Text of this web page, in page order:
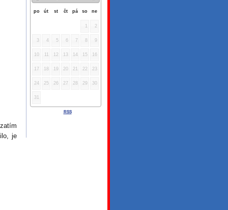
po út st čt pá so ne
1 2
3 4 5 6 7 8 9
10 11 12 13 14 15 16
17 18 19 20 21 22 23
24 25 26 27 28 29 30
31
RSS
je